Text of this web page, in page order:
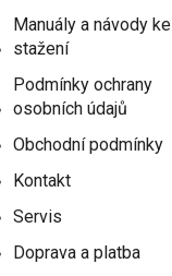
Manuály a návody ke
stažení
Podmínky ochrany
osobních údajů
Obchodní podmínky
Kontakt
Servis
Doprava a platba